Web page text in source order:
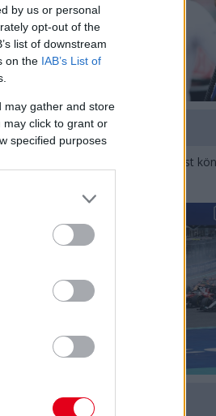
by us or personal
opt-out of the
list of downstream
on the IAB’s List of
may gather and store
may click to grant or
specified purposes
1 napja
Óriási bevétel-visszaesést
1 napja